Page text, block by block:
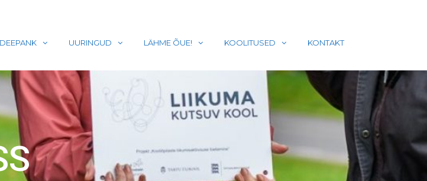
UURINGUD LÄHME ÕUE! KOOLITUSED KONTAKT